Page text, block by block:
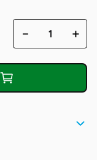
＋
－